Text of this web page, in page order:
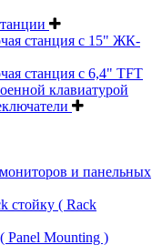
станция с 15" ЖК-
станция с 6,4" TFT
клавиатурой
и панельных
стойку ( Rack
Panel Mounting )